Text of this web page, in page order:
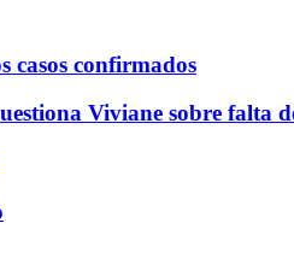
casos confirmados
Viviane sobre falta